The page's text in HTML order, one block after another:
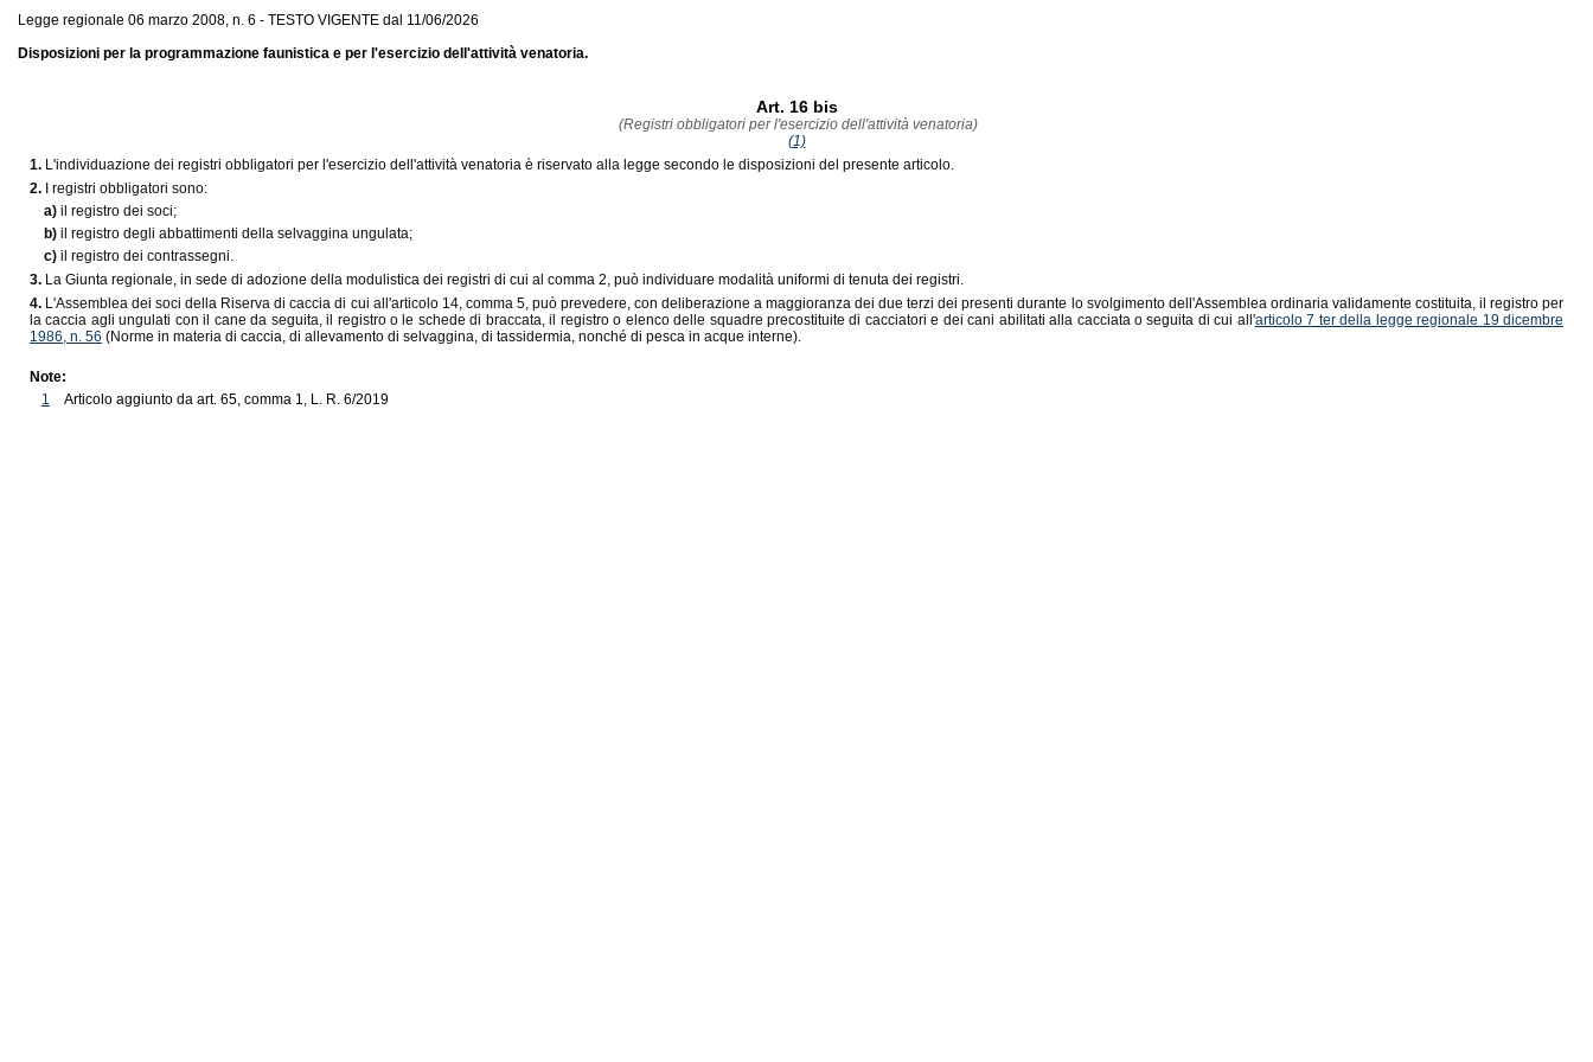
Legge regionale 06 marzo 2008, n. 6 - TESTO VIGENTE dal 11/06/2026
Disposizioni per la programmazione faunistica e per l'esercizio dell'attività venatoria.
Art. 16 bis
(Registri obbligatori per l'esercizio dell'attività venatoria)
(1)
1. L'individuazione dei registri obbligatori per l'esercizio dell'attività venatoria è riservato alla legge secondo le disposizioni del presente articolo.
2.
I registri obbligatori sono:
a)il registro dei soci;
b)il registro degli abbattimenti della selvaggina ungulata;
c)il registro dei contrassegni.
3. La Giunta regionale, in sede di adozione della modulistica dei registri di cui al comma 2, può individuare modalità uniformi di tenuta dei registri.
4. L'Assemblea dei soci della Riserva di caccia di cui all'articolo 14, comma 5, può prevedere, con deliberazione a maggioranza dei due terzi dei presenti durante lo svolgimento dell'Assemblea ordinaria validamente costituita, il registro per
la caccia agli ungulati con il cane da seguita, il registro o le schede di braccata, il registro o elenco delle squadre precostituite di cacciatori e dei cani abilitati alla cacciata o seguita di cui all'articolo 7 ter della legge regionale 19 dicembre
1986, n. 56 (Norme in materia di caccia, di allevamento di selvaggina, di tassidermia, nonché di pesca in acque interne).
Note:
1
Articolo aggiunto da art. 65, comma 1, L. R. 6/2019